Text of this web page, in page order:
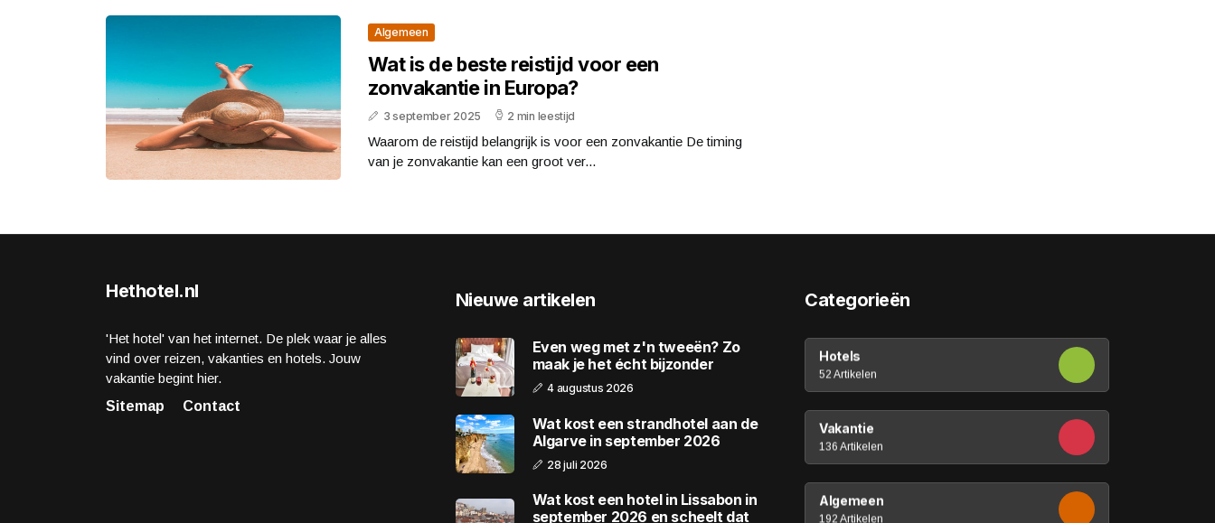
Algemeen
Wat is de beste reistijd voor een
zonvakantie in Europa?
3 september 2025 2 min leestijd
Waarom de reistijd belangrijk is voor een zonvakantie De timing
van je zonvakantie kan een groot ver...
Hethotel.nl
'Het hotel' van het internet. De plek waar je alles
vind over reizen, vakanties en hotels. Jouw
vakantie begint hier.
Sitemap
Contact
Nieuwe artikelen
Even weg met z'n tweeën? Zo
maak je het écht bijzonder
4 augustus 2026
Wat kost een strandhotel aan de
Algarve in september 2026
28 juli 2026
Wat kost een hotel in Lissabon in
september 2026 en scheelt dat
Categorieën
Hotels
52 Artikelen
Vakantie
136 Artikelen
Algemeen
192 Artikelen